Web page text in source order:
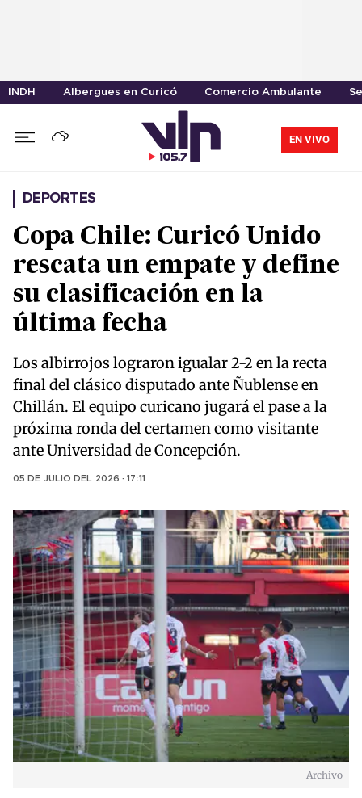
INDH Albergues en Curicó Comercio Ambulante
EN VIVO
DEPORTES
Copa Chile: Curicó Unido
rescata un empate y define
su clasificación en la
última fecha
Los albirrojos lograron igualar 2-2 en la recta
final del clásico disputado ante Ñublense en
Chillán. El equipo curicano jugará el pase a la
próxima ronda del certamen como visitante
ante Universidad de Concepción.
05 DE JULIO DEL 2026 · 17:11
Archivo